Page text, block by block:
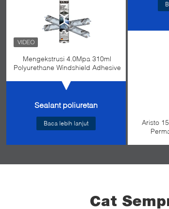
Mengekstrusi 4.0Mpa 310ml
Polyurethane Windshield Adhesive
Sealant poliuretan
Baca lebih lanjut
Aristo
Cat